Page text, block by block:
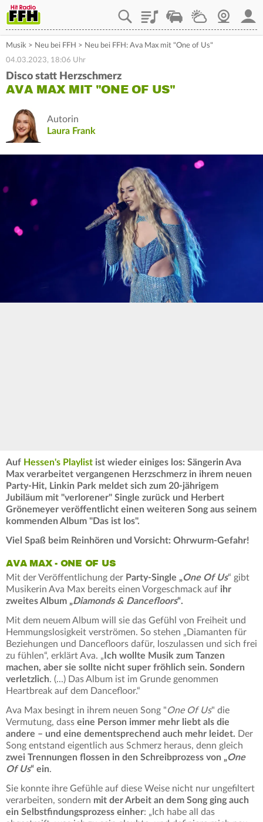
PlaylistStaupilotWetterWebcam
Musik > Neu bei FFH > Neu bei FFH: Ava Max mit "One of Us"
04.03.2023, 18:06 Uhr
Disco statt Herzschmerz
AVA MAX MIT "ONE OF US"
Autorin
Laura Frank
Auf Hessen's Playlist ist wieder einiges los: Sängerin Ava
Max verarbeitet vergangenen Herzschmerz in ihrem neuen
Party-Hit, Linkin Park meldet sich zum 20-jährigem
Jubiläum mit "verlorener" Single zurück und Herbert
Grönemeyer veröffentlicht einen weiteren Song aus seinem
kommenden Album "Das ist los".
Viel Spaß beim Reinhören und Vorsicht: Ohrwurm-Gefahr!
AVA MAX - ONE OF US
Mit der Veröffentlichung der Party-Single „One Of Us“ gibt
Musikerin Ava Max bereits einen Vorgeschmack auf ihr
zweites Album „Diamonds & Dancefloors“.
Mit dem neuem Album will sie das Gefühl von Freiheit und
Hemmungslosigkeit verströmen. So stehen „Diamanten für
Beziehungen und Dancefloors dafür, loszulassen und sich frei
zu fühlen“, erklärt Ava. „ Ich wollte Musik zum Tanzen
machen, aber sie sollte nicht super fröhlich sein. Sondern
verletzlich. (...) Das Album ist im Grunde genommen
Heartbreak auf dem Dancefloor.“
Ava Max besingt in ihrem neuen Song "One Of Us" die
Vermutung, dass eine Person immer mehr liebt als die
andere – und eine dementsprechend auch mehr leidet. Der
Song entstand eigentlich aus Schmerz heraus, denn gleich
zwei Trennungen flossen in den Schreibprozess von „One
Of Us“ ein.
Sie konnte ihre Gefühle auf diese Weise nicht nur ungefiltert
verarbeiten, sondern mit der Arbeit an dem Song ging auch
ein Selbstfindungsprozess einher: „Ich habe all das